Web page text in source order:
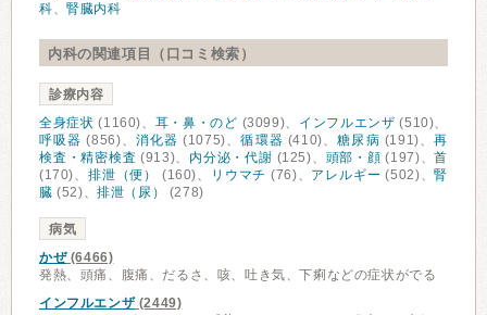
科、腎臓内科
内科の関連項目（口コミ検索）
診療内容
全身症状 (1160)、 耳・鼻・のど (3099)、 インフルエンザ (510)、
呼吸器 (856)、 消化器 (1075)、循環器 (410)、糖尿病 (191)、再
検査・精密検査 (913)、 内分泌・代謝 (125)、 頭部・顔 (197)、首
(170)、排泄（便） (160)、 リウマチ (76)、 アレルギー (502)、腎
臓 (52)、排泄（尿） (278)
病気
かぜ(6466)
発熱、頭痛、腹痛、だるさ、咳、吐き気、下痢などの症状がでる
インフルエンザ(2449)